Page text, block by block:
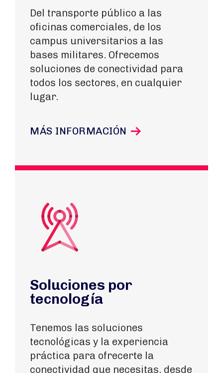
Del transporte público a las
oficinas comerciales, de los
campus universitarios a las
bases militares. Ofrecemos
soluciones de conectividad para
todos los sectores, en cualquier
lugar.
MÁS INFORMACIÓN
Soluciones por
tecnología
Tenemos las soluciones
tecnológicas y la experiencia
práctica para ofrecerte la
conectividad que necesitas, desde